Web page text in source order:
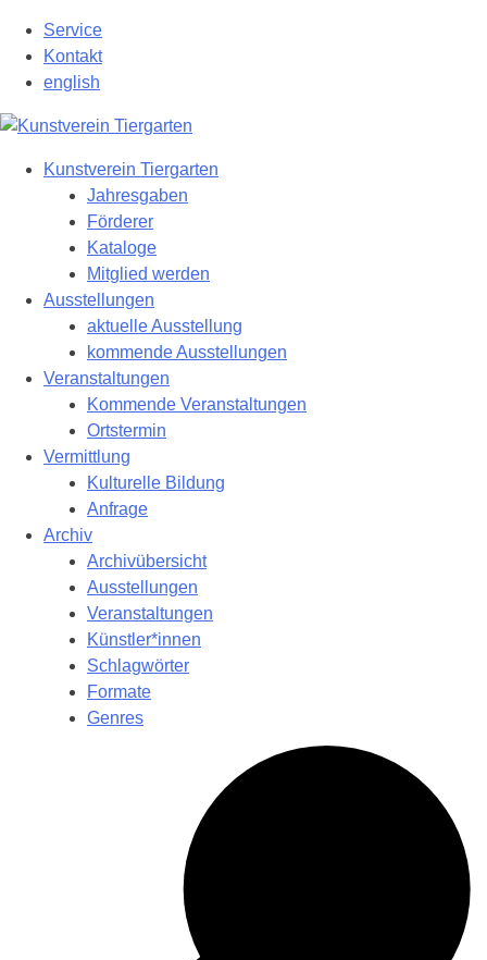
Hauptinhalt
springen
Service
Kontakt
english
Kunstverein Tiergarten
Jahresgaben
Förderer
Kataloge
Mitglied werden
Ausstellungen
aktuelle Ausstellung
kommende Ausstellungen
Veranstaltungen
Kommende Veranstaltungen
Ortstermin
Vermittlung
Kulturelle Bildung
Anfrage
Archiv
Archivübersicht
Ausstellungen
Veranstaltungen
Künstler*innen
Schlagwörter
Formate
Genres